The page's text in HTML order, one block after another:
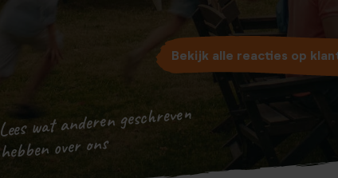
Bekijk alle reacties op
Lees wat anderen geschreven
hebben over ons